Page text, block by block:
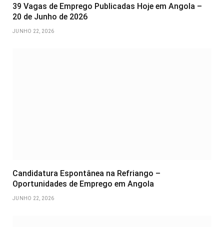
39 Vagas de Emprego Publicadas Hoje em Angola –
20 de Junho de 2026
JUNHO 22, 2026
Candidatura Espontânea na Refriango –
Oportunidades de Emprego em Angola
JUNHO 22, 2026